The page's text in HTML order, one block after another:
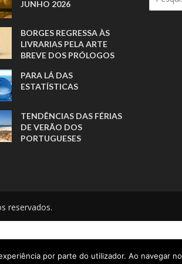
JUNHO 2026
BORGES REGRESSA ÀS
LIVRARIAS PELA ARTE
BREVE DOS PRÓLOGOS
PARA LÁ DAS
ESTATÍSTICAS
TENDÊNCIAS DAS FÉRIAS
DE VERÃO DOS
PORTUGUESES
reservados.
por parte do utilizador. Ao navegar